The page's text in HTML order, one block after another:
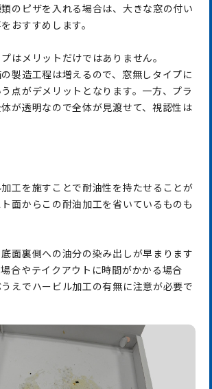
のピザを入れる場合は、大きな窓の付い
おすすめします。
はメリットだけではありません。
製造工程は増えるので、窓無しタイプに
点がデメリットとなります。一方、プラ
が透明なので全体が見渡せて、視認性は
工を施すことで耐油性を持たせることが
面からこの耐油加工を省いているものも
面裏側への油分の染み出しが早まります
合やテイクアウトに時間がかかる場合
えでハービル加工の有無に注意が必要で